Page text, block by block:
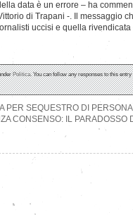
data è un errore – ha
di Trapani -. Il messaggio
uccisi e quella
Politica. You can follow any responses to this
PER SEQUESTRO DI PERSONA
CONSENSO: IL PARADOSSO